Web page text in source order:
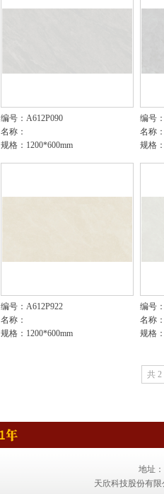
编号：A612P090
名称：
规格：1200*600mm
编号
名称
规格
编号：A612P922
名称：
规格：1200*600mm
编号
名称
规格
共 2
地址
天欣科技股份有